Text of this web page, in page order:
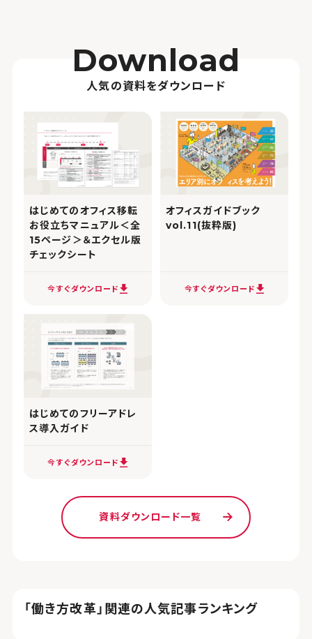
Download
人気の資料をダウンロード
はじめてのオフィス移転
お役立ちマニュアル＜全
15ページ＞＆エクセル版
チェックシート
今すぐダウンロード
オフィスガイドブック
vol.11(抜粋版)
今すぐダウンロード
はじめてのフリーアドレ
ス導入ガイド
今すぐダウンロード
資料ダウンロード一覧
「働き方改革」関連の人気記事ランキング